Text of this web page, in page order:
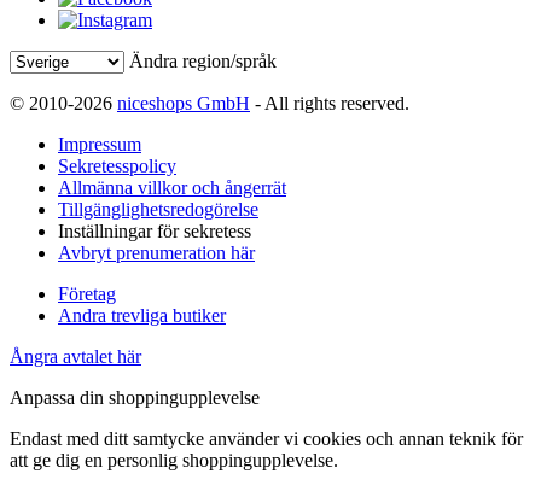
Ändra region/språk
© 2010-2026 niceshops GmbH - All rights reserved.
Impressum
Sekretesspolicy
Allmänna villkor och ångerrät
Tillgänglighetsredogörelse
Inställningar för sekretess
Avbryt prenumeration här
Företag
Andra trevliga butiker
Ångra avtalet här
Anpassa din shoppingupplevelse
Endast med ditt samtycke använder vi cookies och annan teknik för
att ge dig en personlig shoppingupplevelse.